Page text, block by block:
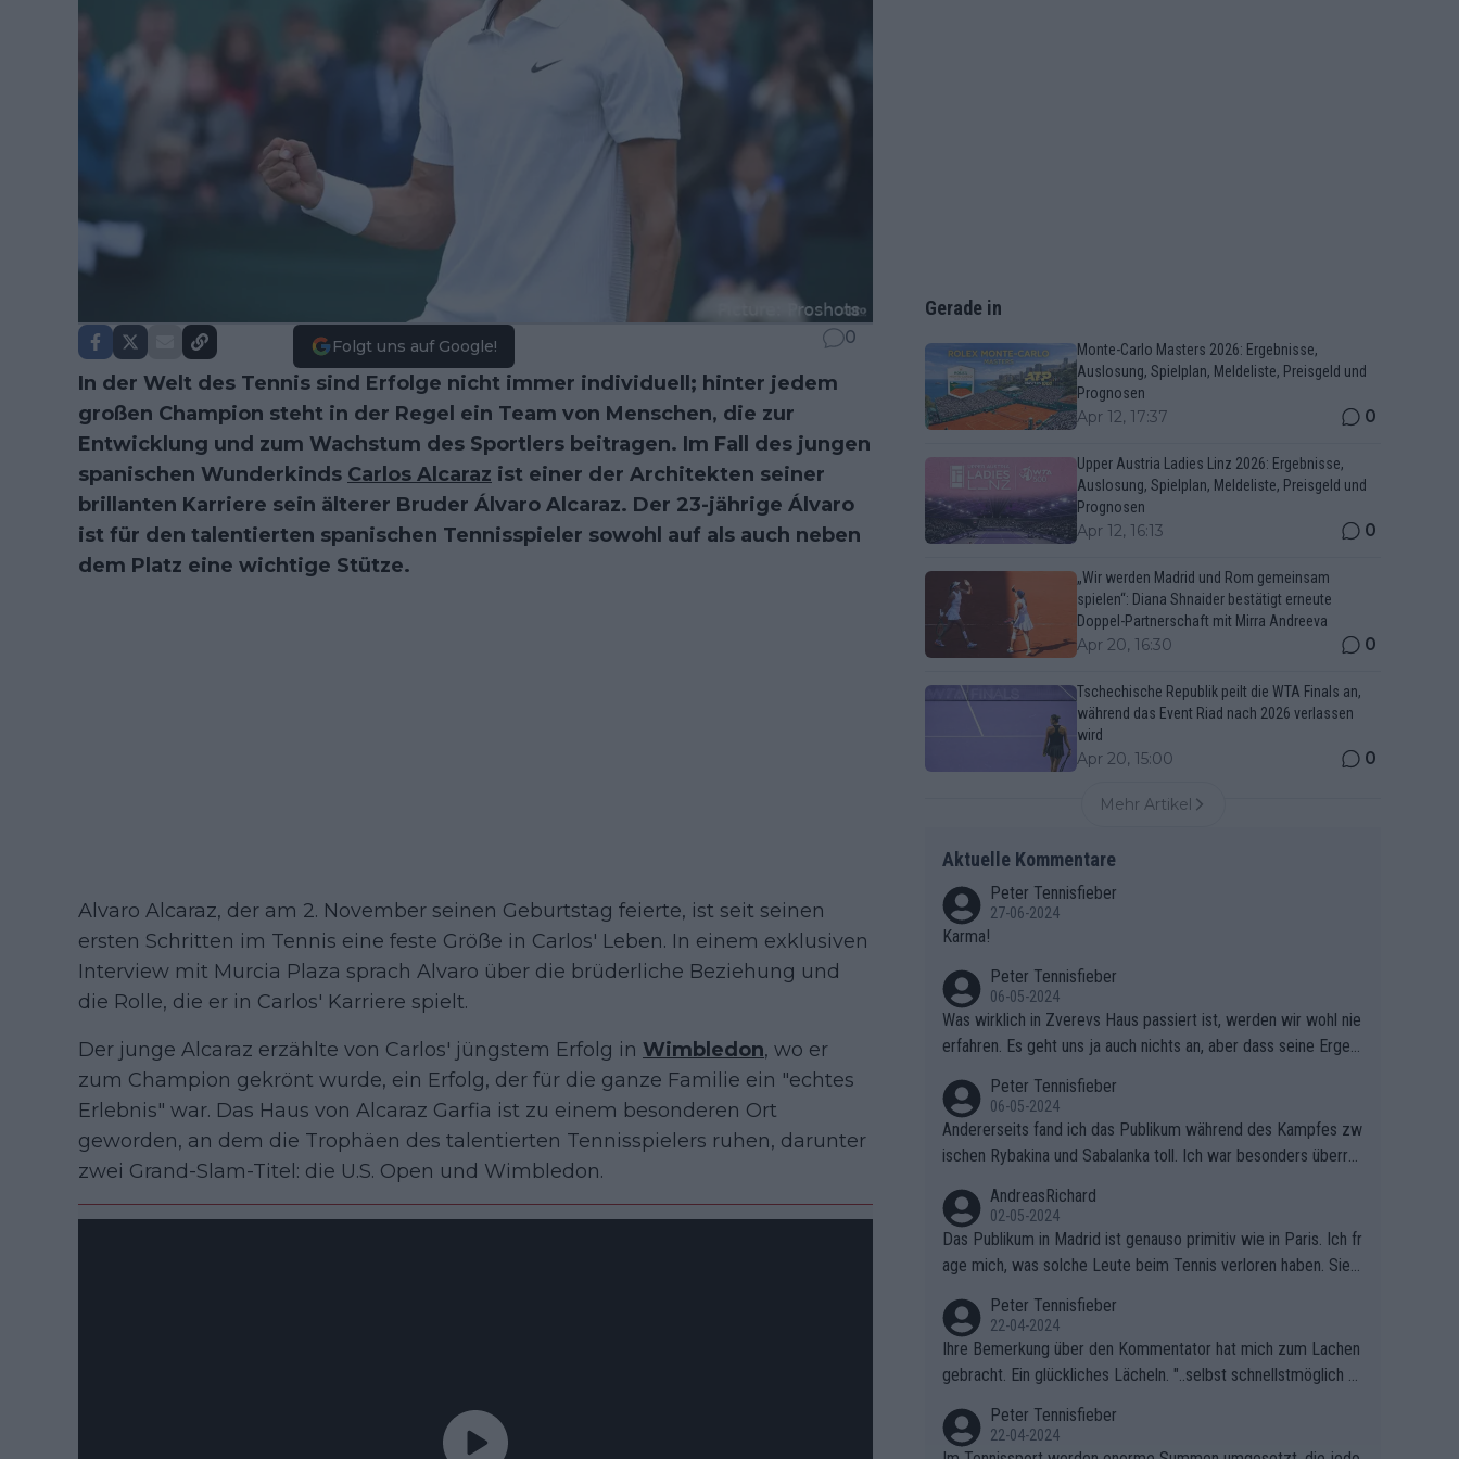
Folgt uns auf Google! 0
In der Welt des Tennis sind Erfolge nicht immer individuell; hinter jedem
großen Champion steht in der Regel ein Team von Menschen, die zur
Entwicklung und zum Wachstum des Sportlers beitragen. Im Fall des jungen
spanischen Wunderkinds Carlos Alcaraz ist einer der Architekten seiner
brillanten Karriere sein älterer Bruder Álvaro Alcaraz. Der 23-jährige Álvaro
ist für den talentierten spanischen Tennisspieler sowohl auf als auch neben
dem Platz eine wichtige Stütze.
Alvaro Alcaraz, der am 2. November seinen Geburtstag feierte, ist seit seinen
ersten Schritten im Tennis eine feste Größe in Carlos' Leben. In einem exklusiven
Interview mit Murcia Plaza sprach Alvaro über die brüderliche Beziehung und
die Rolle, die er in Carlos' Karriere spielt.
Der junge Alcaraz erzählte von Carlos' jüngstem Erfolg in Wimbledon, wo er
zum Champion gekrönt wurde, ein Erfolg, der für die ganze Familie ein "echtes
Erlebnis" war. Das Haus von Alcaraz Garfia ist zu einem besonderen Ort
geworden, an dem die Trophäen des talentierten Tennisspielers ruhen, darunter
zwei Grand-Slam-Titel: die U.S. Open und Wimbledon.
Gerade in
Monte-Carlo Masters 2026: Ergebnisse,
Auslosung, Spielplan, Meldeliste, Preisgeld und
Prognosen
Apr 12, 17:37 0
Upper Austria Ladies Linz 2026: Ergebnisse,
Auslosung, Spielplan, Meldeliste, Preisgeld und
Prognosen
Apr 12, 16:13 0
„Wir werden Madrid und Rom gemeinsam
spielen“: Diana Shnaider bestätigt erneute
Doppel-Partnerschaft mit Mirra Andreeva
Apr 20, 16:30 0
Tschechische Republik peilt die WTA Finals an,
während das Event Riad nach 2026 verlassen
wird
Apr 20, 15:00 0
Mehr Artikel
Aktuelle Kommentare
Peter Tennisfieber
27-06-2024
Karma!
Peter Tennisfieber
06-05-2024
Was wirklich in Zverevs Haus passiert ist, werden wir wohl nie
erfahren. Es geht uns ja auch nichts an, aber dass seine Ergeb
Peter Tennisfieber
06-05-2024
Andererseits fand ich das Publikum während des Kampfes zw
ischen Rybakina und Sabalanka toll. Ich war besonders überras
AndreasRichard
02-05-2024
Das Publikum in Madrid ist genauso primitiv wie in Paris. Ich fr
age mich, was solche Leute beim Tennis verloren haben. Sie s
ben.
Peter Tennisfieber
22-04-2024
Ihre Bemerkung über den Kommentator hat mich zum Lachen
gebracht. Ein glückliches Lächeln. "..selbst schnellstmöglich na
Peter Tennisfieber
22-04-2024